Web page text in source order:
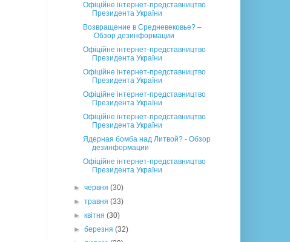
Офіційне інтернет-представництво
Президента України
Возвращение в Средневековье? –
Обзор дезинформации
Офіційне інтернет-представництво
Президента України
Офіційне інтернет-представництво
Президента України
Офіційне інтернет-представництво
Президента України
Офіційне інтернет-представництво
Президента України
Ядерная бомба над Литвой? - Обзор
дезинформации
Офіційне інтернет-представництво
Президента України
►червня(30)
►травня(33)
►квітня(30)
►березня(32)